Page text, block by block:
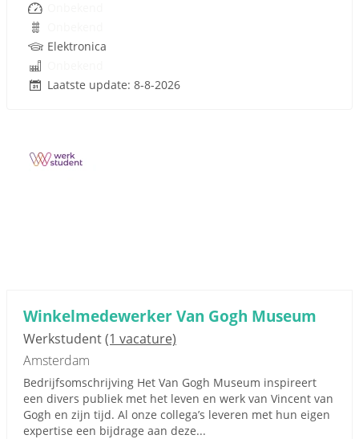
Elektronica
Laatste update: 8-8-2026
Winkelmedewerker Van Gogh Museum
Werkstudent(1 vacature)
Amsterdam
Bedrijfsomschrijving Het Van Gogh Museum inspireert
een divers publiek met het leven en werk van Vincent van
Gogh en zijn tijd. Al onze collega’s leveren met hun eigen
expertise een bijdrage aan deze...